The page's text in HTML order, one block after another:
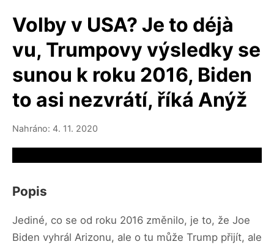
Volby v USA? Je to déjà
vu, Trumpovy výsledky se
sunou k roku 2016, Biden
to asi nezvrátí, říká Anýž
Nahráno: 4. 11. 2020
Popis
Jediné, co se od roku 2016 změnilo, je to, že Joe
Biden vyhrál Arizonu, ale o tu může Trump přijít, ale